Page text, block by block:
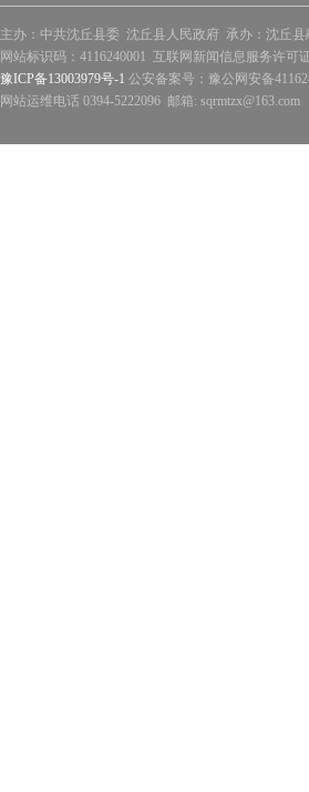
主办：中共沈丘县委 沈丘县人民政府 承办：沈丘县
网站标识码：4116240001 互联网新闻信息服务许可
豫ICP备13003979号-1 公安备案号：豫公网安备
网站运维电话 0394-5222096 邮箱: sqrmtzx@163.com